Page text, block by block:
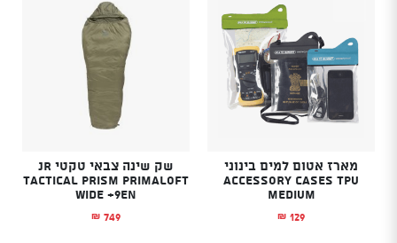
מארז אטום למים בינוני
ACCESSORY CASES TPU
MEDIUM
₪ 129
שק שינה צבאי טקטי JR
TACTICAL PRISM PRIMALOFT
WIDE +9EN
₪ 749